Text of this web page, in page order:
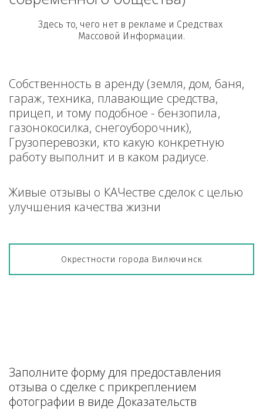
Здесь то, чего нет в рекламе и Средствах
Массовой Информации.
Собственность в аренду (земля, дом, баня,
гараж, техника, плавающие средства,
прицеп, и тому подобное - бензопила,
газонокосилка, снегоуборочник),
Грузоперевозки, кто какую конкретную
работу выполнит и в каком радиусе.
Живые отзывы о КАЧестве сделок с целью
улучшения качества жизни
Окрестности города Вилючинск
Заполните форму для предоставления
отзыва о сделке с прикреплением
фотографии в виде Доказательств